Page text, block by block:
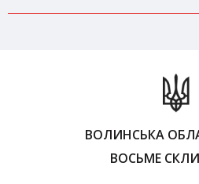
ВОЛИНСЬКА
ВОСЬМЕ